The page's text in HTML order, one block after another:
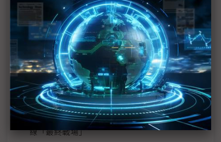
2027全年記憶體產能提前售罄 買家「祕而不
宣」只怕買不夠
英特爾EMIB良率達標 聯發科第2代ASIC產品
2028準時量產
SpaceX晶片採購大轉向 Elon Musk捨超微全面
採用NVIDIA
光進銅退更明確？ 聯發科估SerDes 448G為銅
線「最終戰場」